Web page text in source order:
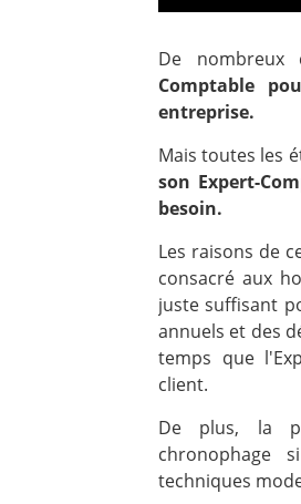
De
Comptable
entreprise.
Mais toutes les
son Expert-
besoin.
Les raisons de
consacré aux
juste suffisant
annuels et des
temps que
client.
De plus, la
chronophage
techniques